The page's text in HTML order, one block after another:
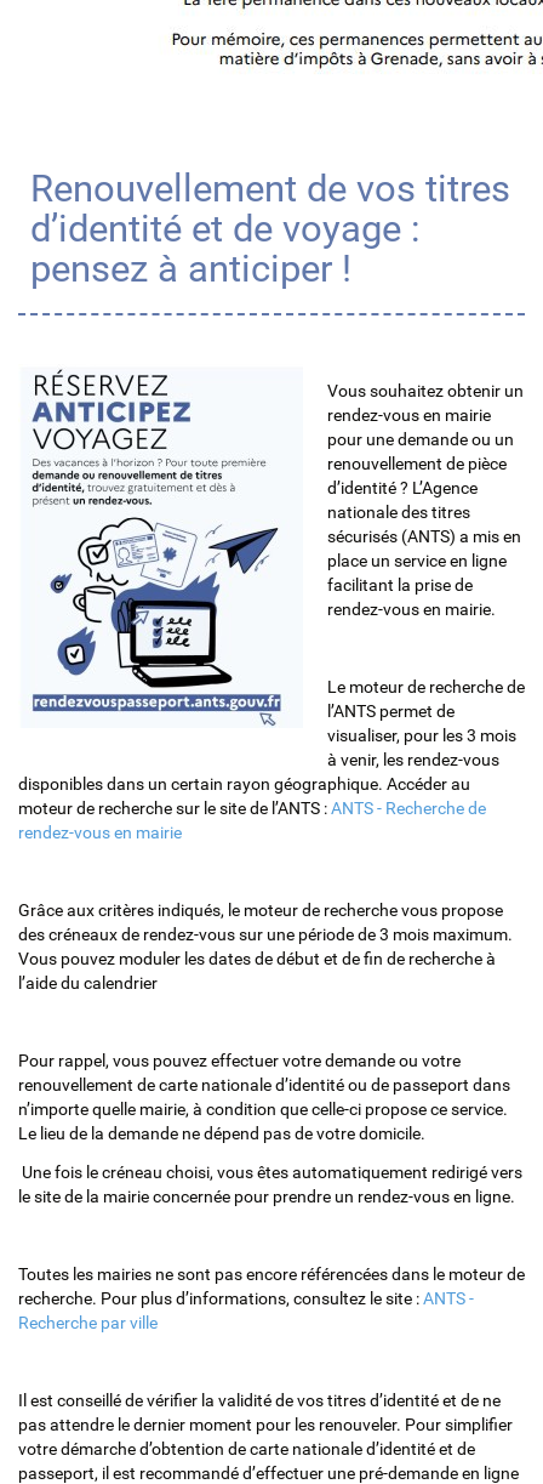
Renouvellement de vos titres
d’identité et de voyage :
pensez à anticiper !
Vous souhaitez obtenir un
rendez-vous en mairie
pour une demande ou un
renouvellement de pièce
d’identité ? L’Agence
nationale des titres
sécurisés (ANTS) a mis en
place un service en ligne
facilitant la prise de
rendez-vous en mairie.
Le moteur de recherche de
l’ANTS permet de
visualiser, pour les 3 mois
à venir, les rendez-vous
disponibles dans un certain rayon géographique. Accéder au
moteur de recherche sur le site de l’ANTS :ANTS - Recherche de
rendez-vous en mairie
Grâce aux critères indiqués, le moteur de recherche vous propose
des créneaux de rendez-vous sur une période de 3 mois maximum.
Vous pouvez moduler les dates de début et de fin de recherche à
l’aide du calendrier
Pour rappel, vous pouvez effectuer votre demande ou votre
renouvellement de carte nationale d’identité ou de passeport dans
n’importe quelle mairie, à condition que celle-ci propose ce service.
Le lieu de la demande ne dépend pas de votre domicile.
Une fois le créneau choisi, vous êtes automatiquement redirigé vers
le site de la mairie concernée pour prendre un rendez-vous en ligne.
Toutes les mairies ne sont pas encore référencées dans le moteur de
recherche. Pour plus d’informations, consultez le site :ANTS -
Recherche par ville
Il est conseillé de vérifier la validité de vos titres d’identité et de ne
pas attendre le dernier moment pour les renouveler. Pour simplifier
votre démarche d’obtention de carte nationale d’identité et de
passeport, il est recommandé d’effectuer une pré-demande en ligne